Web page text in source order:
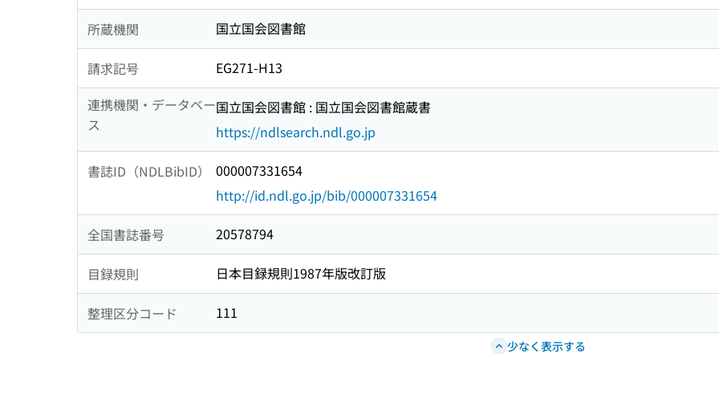
所蔵機関 国立国会図書館
請求記号
EG271-H13
連携機関・データベー
ス
国立国会図書館 : 国立国会図書館蔵書
https://ndlsearch.ndl.go.jp
書誌ID（NDLBibID）
000007331654
http://id.ndl.go.jp/bib/000007331654
全国書誌番号 20578794
目録規則 日本目録規則1987年版改訂版
整理区分コード 111
少なく表示する